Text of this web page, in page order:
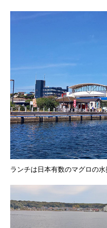
ランチは日本有数のマグロの